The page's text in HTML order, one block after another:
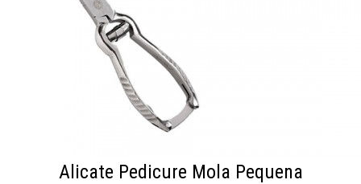
Alicate Pedicure Mola Pequena